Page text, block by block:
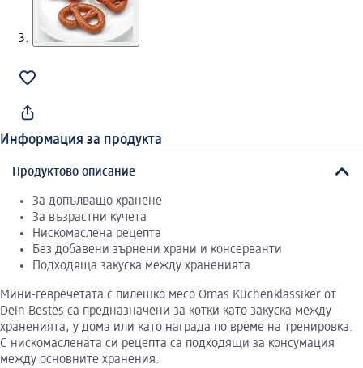
Информация за продукта
Продуктово описание
За допълващо хранене
За възрастни кучета
Нискомаслена рецепта
Без добавени зърнени храни и консерванти
Подходяща закуска между храненията
Мини-гевречетата с пилешко месо Omas Küchenklassiker от
Dein Bestes са предназначени за котки като закуска между
храненията, у дома или като награда по време на тренировка.
С нискомаслената си рецепта са подходящи за консумация
между основните хранения.